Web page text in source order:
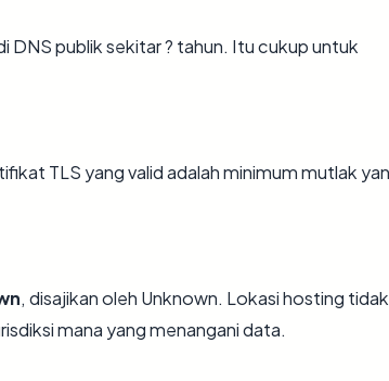
publik sekitar ? tahun. Itu cukup untuk
TLS yang valid adalah minimum mutlak
, disajikan oleh Unknown. Lokasi hosting
mana yang menangani data.